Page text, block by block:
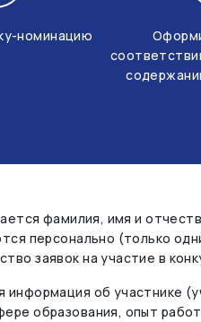
номинацию
фамилия, имя и
персонально (только
заявок на участие в
об участнике
образования, опыт